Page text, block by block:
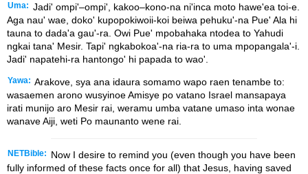
Uma: Jadi' ompi'–ompi', kakoo–kono-na ni'inca moto hawe'ea toi-e.
Aga nau' wae, doko' kupopokiwoii-koi beiwa pehuku'-na Pue' Ala hi
tauna to dada'a gau'-ra. Owi Pue' mpobahaka ntodea to Yahudi
ngkai tana' Mesir. Tapi' ngkabokoa'-na ria-ra to uma mpopangala'-i.
Jadi' napatehi-ra hantongo' hi papada to wao'.
Yawa: Arakove, sya ana idaura somamo wapo raen tenambe to:
wasaemen arono wusyinoe Amisye po vatano Israel mansapaya
irati munijo aro Mesir rai, weramu umba vatane umaso inta wonae
wanave Aiji, weti Po maunanto wene rai.
NETBible:
Now I desire to remind you (even though you have been
fully informed of these facts once for all) that Jesus, having saved